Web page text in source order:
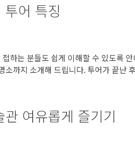
투어 특징
하는 분들도 쉽게 이해할 수 있도록
까지 소개해 드립니다. 투어가 끝난
관 여유롭게 즐기기